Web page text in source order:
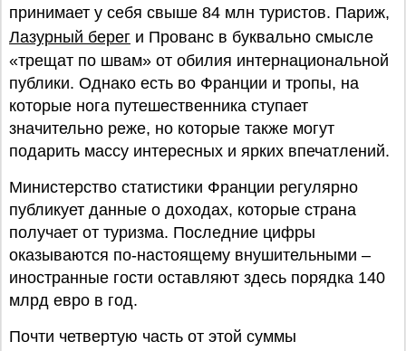
принимает у себя свыше 84 млн туристов. Париж,
Лазурный берег и Прованс в буквально смысле
«трещат по швам» от обилия интернациональной
публики. Однако есть во Франции и тропы, на
которые нога путешественника ступает
значительно реже, но которые также могут
подарить массу интересных и ярких впечатлений.
Министерство статистики Франции регулярно
публикует данные о доходах, которые страна
получает от туризма. Последние цифры
оказываются по-настоящему внушительными –
иностранные гости оставляют здесь порядка 140
млрд евро в год.
Почти четвертую часть от этой суммы